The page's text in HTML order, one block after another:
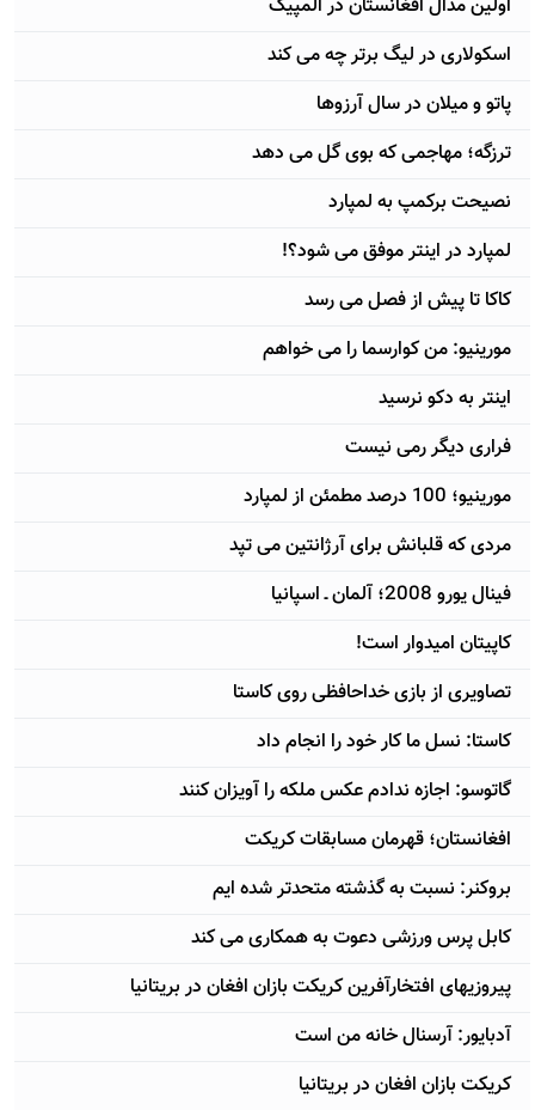
اولین مدال افغانستان در المپیک
اسکولاری در لیگ برتر چه می کند
پاتو و میلان در سال آرزوها
ترزگه؛ مهاجمی که بوی گل می دهد
نصیحت برکمپ به لمپارد
لمپارد در اینتر موفق می شود؟!
کاکا تا پیش از فصل می رسد
مورینیو: من کوارسما را می خواهم
اینتر به دکو نرسید
فراری دیگر رمی نیست
مورینیو؛ 100 درصد مطمئن از لمپارد
مردی که قلبانش برای آرژانتین می تپد
فینال یورو 2008؛ آلمان ـ اسپانیا
کاپیتان امیدوار است!
تصاویری از بازی خداحافظی روی کاستا
کاستا: نسل ما کار خود را انجام داد
گاتوسو: اجازه ندادم عکس ملکه را آویزان کنند
افغانستان؛ قهرمان مسابقات کریکت
بروکنر: نسبت به گذشته متحدتر شده ایم
کابل پرس ورزشی دعوت به همکاری می کند
پیروزیهای افتخارآفرین کریکت بازان افغان در بریتانیا
آدبایور: آرسنال خانه من است
کریکت بازان افغان در بریتانیا